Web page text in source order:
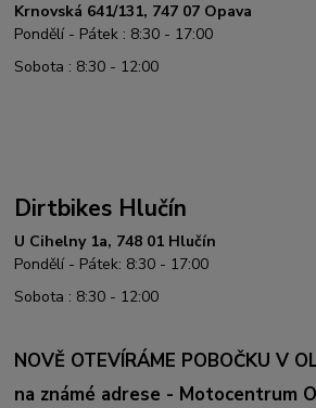
Krnovská 641/131, 747 07 Opava
Pondělí - Pátek : 8:30 - 17:00
Sobota : 8:30 - 12:00
Dirtbikes Hlučín
U Cihelny 1a, 748 01 Hlučín
Pondělí - Pátek: 8:30 - 17:00
Sobota : 8:30 - 12:00
NOVĚ OTEVÍRÁME POBOČKU V
na známé adrese - Motocentrum